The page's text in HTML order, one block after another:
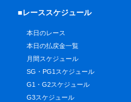
■レーススケジュール
本日のレース
本日の払戻金一覧
月間スケジュール
SG・PG1スケジュール
G1・G2スケジュール
G3スケジュール